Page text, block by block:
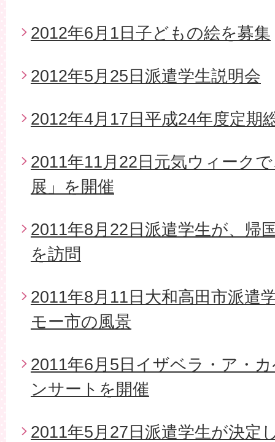
2012年6月1日子どもの絵を募集
2012年5月25日派遣学生説明会
2012年4月17日平成24年度定期
2011年11月22日元気ウィーク
展」を開催
2011年8月22日派遣学生が、帰
を訪問
2011年8月11日大和高田市派遣
モー市の風景
2011年6月5日イザベラ・ア・
ンサートを開催
2011年5月27日派遣学生が決定